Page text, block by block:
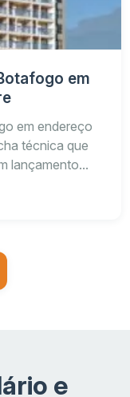
em
em endereço
técnica que
lançamento...
e